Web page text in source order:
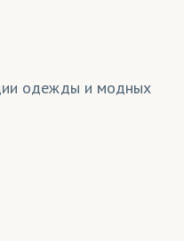
одежды и модных